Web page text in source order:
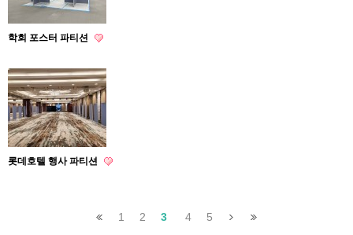
학회 포스터 파티션
롯데호텔 행사 파티션
1 2 3 4 5